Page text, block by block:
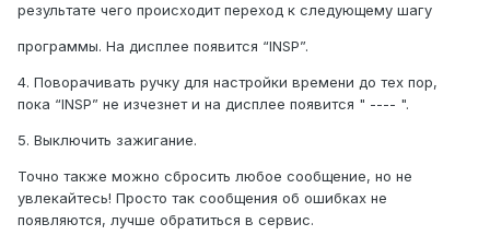
результате чего происходит переход к следующему шагу
программы. На дисплее появится “INSP”.
4. Поворачивать ручку для настройки времени до тех пор,
пока “INSP” не изчезнет и на дисплее появится " ---- ".
5. Выключить зажигание.
Точно также можно сбросить любое сообщение, но не
увлекайтесь! Просто так сообщения об ошибках не
появляются, лучше обратиться в сервис.